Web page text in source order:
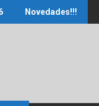
Novedades!!!